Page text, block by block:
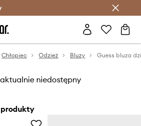
z Answear Club >
Chłopiec Odzież Bluzy Guess bluza
niedostępny